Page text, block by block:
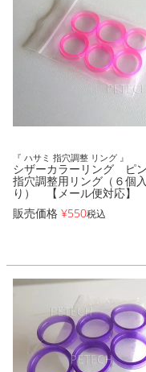
『 ハサミ 指穴調整 リング 』
シザーカラーリング ピ
指穴調整用リング（６個入
り） 【メール便対応
販売価格 ¥550税込